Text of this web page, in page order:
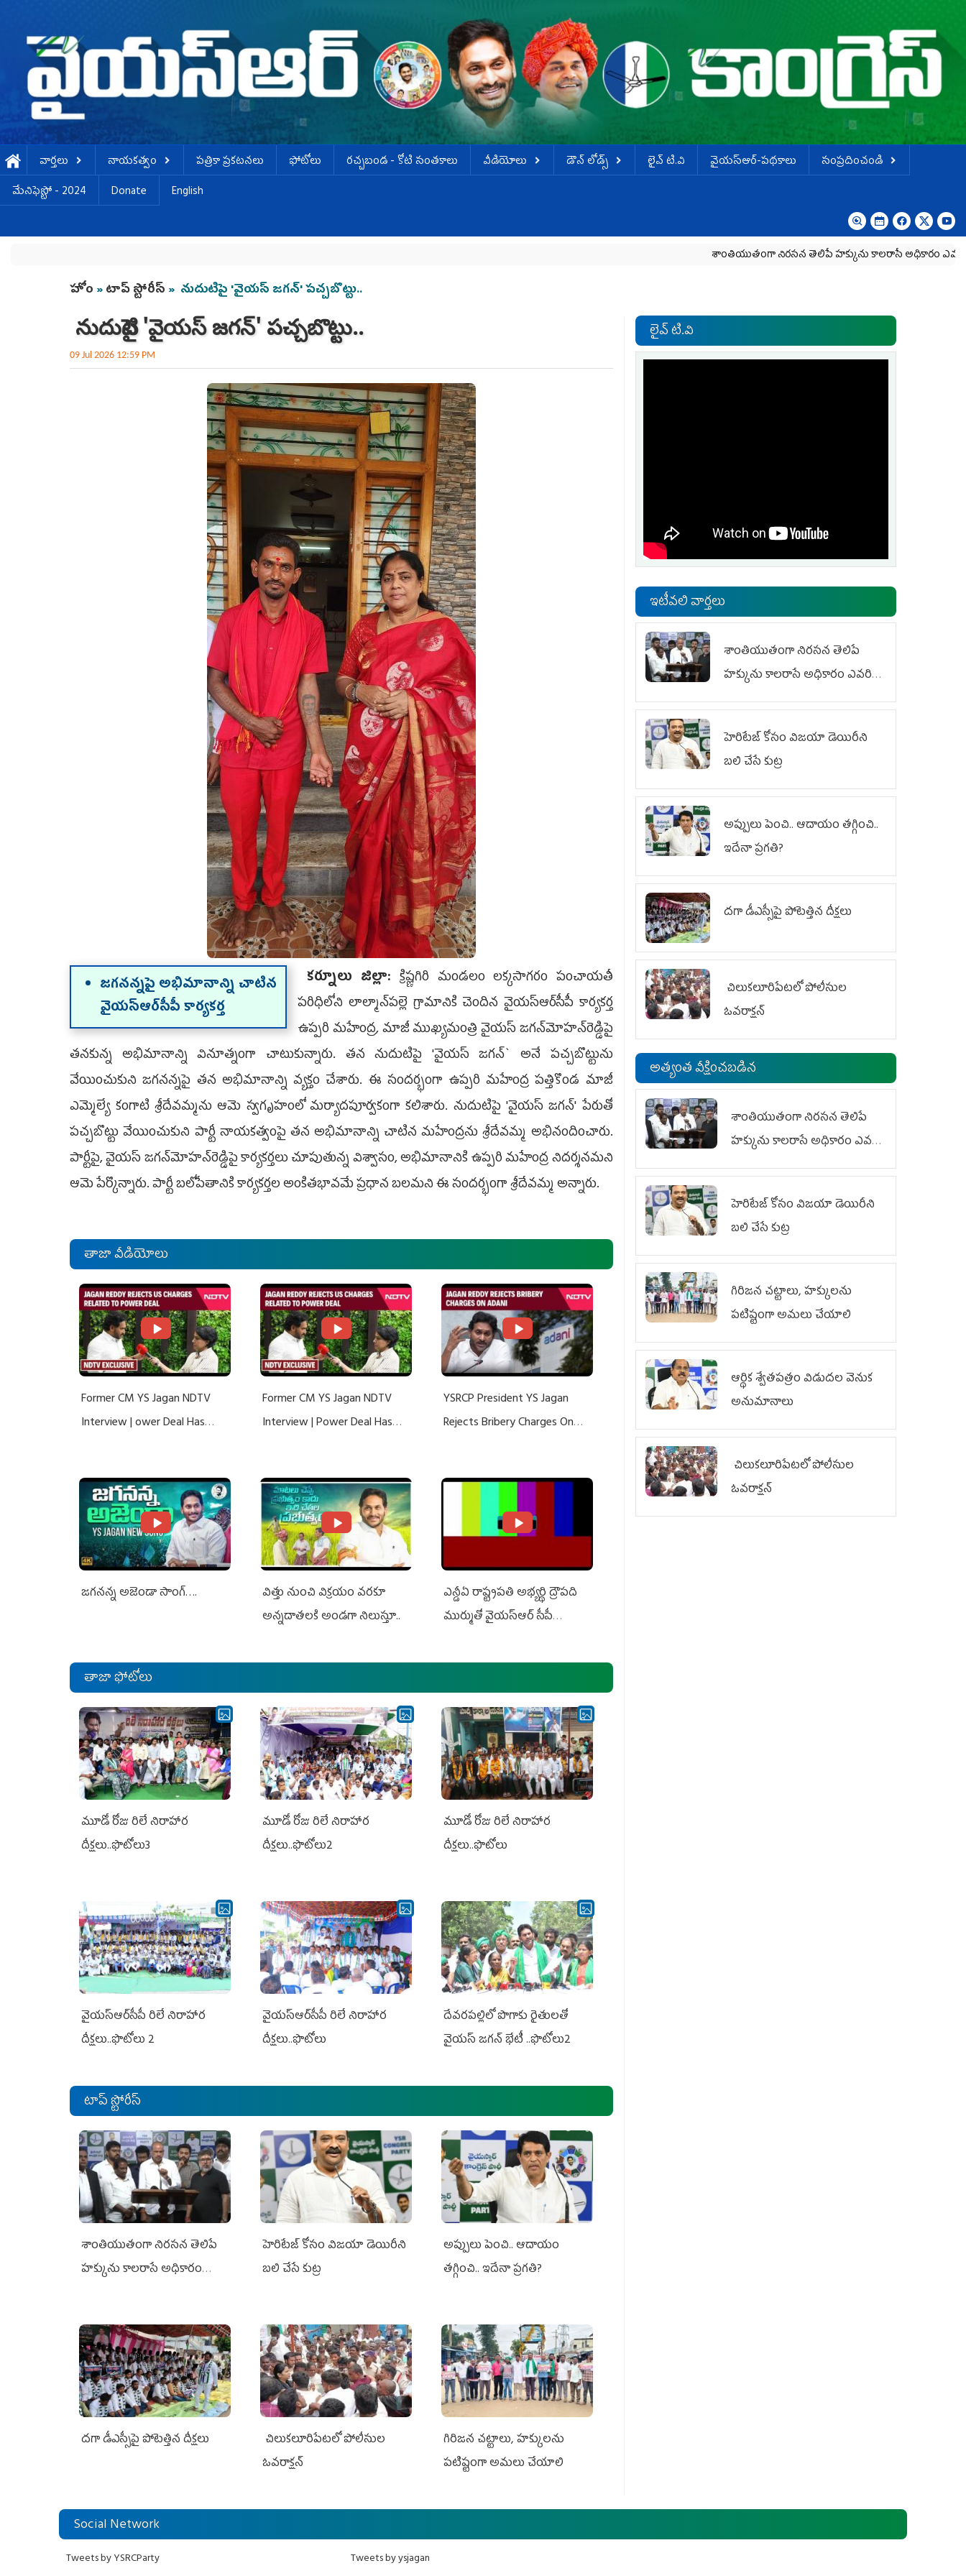
వార్తలు నాయకత్వం పత్రికా ప్రకటనలు ఫోటోలు ర‌చ్చ‌బండ‌ - కోటి సంత‌కాలు వీడియోలు డౌన్ లోడ్స్ లైవ్ టి.వి వైయస్ఆర్-పథకాలు
సంప్రదించండి
మేనిఫెస్టో - 2024
Donate English
శాంతియుతంగా నిరసన తెలిపే హక్కును కాలరాసే అధికారం ఎవరికీ లేదు
You are here
హోం »టాప్ స్టోరీస్ » నుదుటిపై 'వైయస్ జగన్' పచ్చబొట్టు..
నుదుటిపై 'వైయస్ జగన్' పచ్చబొట్టు..
09 Jul 2026 12:59 PM
జగనన్నపై అభిమానాన్ని చాటిన
వైయ‌స్ఆర్‌సీపీ కార్యకర్త
కర్నూలు జిల్లా:క్రిష్ణగిరి మండలం లక్కసాగరం పంచాయతీ
పరిధిలోని లాల్మాన్‌పల్లె గ్రామానికి చెందిన వైయ‌స్ఆర్‌సీపీ కార్యకర్త
ఉప్పరి మహేంద్ర, మాజీ ముఖ్యమంత్రి వైయస్ జగన్‌మోహన్‌రెడ్డిపై
తనకున్న అభిమానాన్ని వినూత్నంగా చాటుకున్నారు. తన నుదుటిపై 'వైయస్ జగన్` అనే పచ్చబొట్టును
వేయించుకుని జగనన్నపై తన అభిమానాన్ని వ్యక్తం చేశారు. ఈ సందర్భంగా ఉప్పరి మహేంద్ర పత్తికొండ మాజీ
ఎమ్మెల్యే కంగాటి శ్రీదేవమ్మను ఆమె స్వగృహంలో మర్యాదపూర్వకంగా కలిశారు. నుదుటిపై 'వైయస్ జగన్' పేరుతో
పచ్చబొట్టు వేయించుకుని పార్టీ నాయకత్వంపై తన అభిమానాన్ని చాటిన మహేంద్రను శ్రీదేవమ్మ అభినందించారు.
పార్టీపై, వైయస్ జగన్‌మోహన్‌రెడ్డిపై కార్యకర్తలు చూపుతున్న విశ్వాసం, అభిమానానికి ఉప్పరి మహేంద్ర నిదర్శనమని
ఆమె పేర్కొన్నారు. పార్టీ బలోపేతానికి కార్యకర్తల అంకితభావమే ప్రధాన బలమని ఈ సందర్భంగా శ్రీదేవమ్మ అన్నారు.
తాజా వీడియోలు
Former CM YS Jagan NDTV
Interview | ower Deal Has
Former CM YS Jagan NDTV
Interview | Power Deal Has
YSRCP President YS Jagan
Rejects Bribery Charges On
జగనన్న అజెండా సాంగ్….
విత్తు నుంచి విక్రయం వరకూ
అన్నదాతలకి అండగా నిలుస్తూ..
ఎన్డీఏ రాష్ట్ర‌ప‌తి అభ్య‌ర్థి ద్రౌప‌ది
ముర్ముతో వైయ‌స్ఆర్ సీపీ
ఎమ్మెల్యేలు, ఎంపీల స‌మావేశం
తాజా ఫోటోలు
మూడో రోజు రిలే నిరాహార
దీక్షలు..ఫొటోలు3
మూడో రోజు రిలే నిరాహార
దీక్షలు..ఫొటోలు2
మూడో రోజు రిలే నిరాహార
దీక్షలు..ఫొటోలు
వైయ‌స్ఆర్‌సీపీ రిలే నిరాహార
దీక్షలు..ఫొటోలు 2
వైయ‌స్ఆర్‌సీపీ రిలే నిరాహార
దీక్షలు..ఫొటోలు
దేవరపల్లిలో పొగాకు రైతులతో
వైయస్ జగన్ భేటీ ..ఫొటోలు2
టాప్ స్టోరీస్
శాంతియుతంగా నిరసన తెలిపే
హక్కును కాలరాసే అధికారం
హెరిటేజ్ కోసం విజయా డెయిరీని
బలి చేసే కుట్ర‌
అప్పులు పెంచి.. ఆదాయం
తగ్గించి.. ఇదేనా ప్రగతి?
దగా డీఎస్సీపై పోటెత్తిన దీక్షలు
చిలుక‌లూరిపేట‌లో పోలీసుల
ఓవ‌రాక్ష‌న్‌
గిరిజన చట్టాలు, హక్కులను
పటిష్టంగా అమలు చేయాలి
లైవ్ టి.వి
ఇటీవలి వార్తలు
శాంతియుతంగా నిరసన తెలిపే
హక్కును కాలరాసే అధికారం ఎవరికీ
లేదు
హెరిటేజ్ కోసం విజయా డెయిరీని
బలి చేసే కుట్ర‌
అప్పులు పెంచి.. ఆదాయం తగ్గించి..
ఇదేనా ప్రగతి?
దగా డీఎస్సీపై పోటెత్తిన దీక్షలు
చిలుక‌లూరిపేట‌లో పోలీసుల
ఓవ‌రాక్ష‌న్‌
అత్యంత వీక్షించబడిన
శాంతియుతంగా నిరసన తెలిపే
హక్కును కాలరాసే అధికారం ఎవరికీ
లేదు
హెరిటేజ్ కోసం విజయా డెయిరీని
బలి చేసే కుట్ర‌
గిరిజన చట్టాలు, హక్కులను
పటిష్టంగా అమలు చేయాలి
ఆర్థిక శ్వేతపత్రం విడుదల వెనుక
అనుమానాలు
చిలుక‌లూరిపేట‌లో పోలీసుల
ఓవ‌రాక్ష‌న్‌
Social Network
Tweets by YSRCParty Tweets by ysjagan